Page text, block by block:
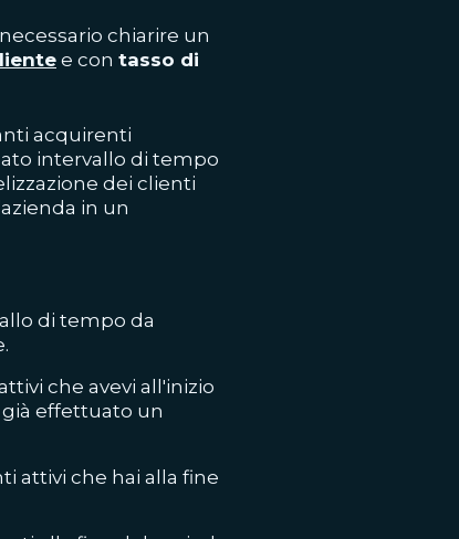
chiarire un
e con tasso di
acquirenti
intervallo di tempo
dei clienti
in un
di tempo da
che avevi all'inizio
effettuato un
attivi che hai alla fine